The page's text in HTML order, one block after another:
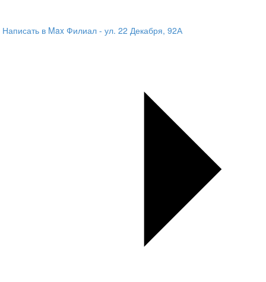
Написать в Max Филиал - ул. 22 Декабря, 92А